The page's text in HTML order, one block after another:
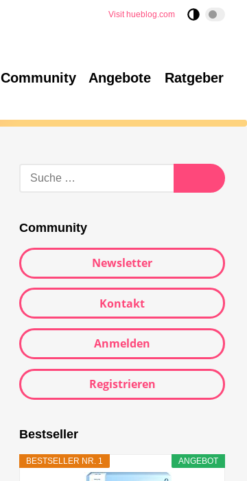
Visit hueblog.com
Community Angebote Ratgeber
Community
Newsletter
Kontakt
Anmelden
Registrieren
Bestseller
ANGEBOT
BESTSELLER NR. 1